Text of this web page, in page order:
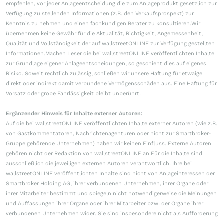
empfehlen, vor jeder Anlageentscheidung die zum Anlageprodukt gesetzlich zur
Verfügung zu stellenden Informationen (z.B. den Verkaufsprospekt) zur
Kenntnis zu nehmen und einen fachkundigen Berater zu konsultieren.Wir
übernehmen keine Gewähr für die Aktualität, Richtigkeit, Angemessenheit,
Qualität und Vollständigkeit der auf wallstreetONLINE zur Verfügung gestellten
Informationen.Machen Leser die bei wallstreetONLINE veröffentlichten Inhalte
zur Grundlage eigener Anlageentscheidungen, so geschieht dies auf eigenes
Risiko. Soweit rechtlich zulässig, schließen wir unsere Haftung für etwaige
direkt oder indirekt damit verbundene Vermögensschäden aus. Eine Haftung für
Vorsatz oder grobe Fahrlässigkeit bleibt unberührt.
Ergänzender Hinweis für Inhalte externer Autoren:
Auf die bei wallstreetONLINE veröffentlichten Inhalte externer Autoren (wie z.B.
von Gastkommentatoren, Nachrichtenagenturen oder nicht zur Smartbroker-
Gruppe gehörende Unternehmen) haben wir keinen Einfluss. Externe Autoren
gehören nicht der Redaktion von wallstreetONLINE an.Für die Inhalte sind
ausschließlich die jeweiligen externen Autoren verantwortlich. Ihre bei
wallstreetONLINE veröffentlichten Inhalte sind nicht von Anlageinteressen der
Smartbroker Holding AG, ihrer verbundenen Unternehmen, ihrer Organe oder
ihrer Mitarbeiter bestimmt und spiegeln nicht notwendigerweise die Meinungen
und Auffassungen ihrer Organe oder ihrer Mitarbeiter bzw. der Organe ihrer
verbundenen Unternehmen wider. Sie sind insbesondere nicht als Aufforderung